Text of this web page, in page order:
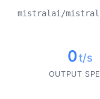
mistralai/mistral-
0t/s
OUTPUT